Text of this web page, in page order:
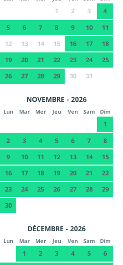
1 2 3
4
5
6 7 8 9 10
11
12
13 14 15 16 17
18
19
20 21 22 23 24
25
26
27 28 29 30 31
NOVEMBRE - 2026
Lun Mar Mer Jeu Ven Sam Dim
1
2
3 4 5 6 7
8
9
10 11 12 13 14
15
16
17 18 19 20 21
22
23
24 25 26 27 28
29
30
DÉCEMBRE - 2026
Lun Mar Mer Jeu Ven Sam Dim
1 2 3 4 5
6